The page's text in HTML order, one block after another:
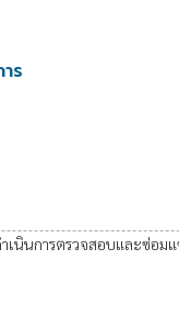
ร
เนินการตรวจสอบและซ่อม